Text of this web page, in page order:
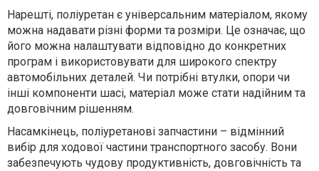
Нарешті, поліуретан є універсальним матеріалом, якому
можна надавати різні форми та розміри. Це означає, що
його можна налаштувати відповідно до конкретних
програм і використовувати для широкого спектру
автомобільних деталей. Чи потрібні втулки, опори чи
інші компоненти шасі, матеріал може стати надійним та
довговічним рішенням.
Насамкінець, поліуретанові запчастини – відмінний
вибір для ходової частини транспортного засобу. Вони
забезпечують чудову продуктивність, довговічність та